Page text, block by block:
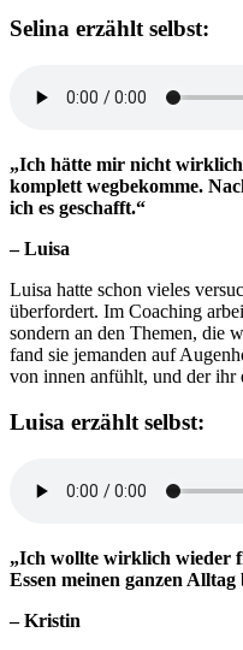
Selina erzählt selbst:
„Ich hätte mir nicht wirklich
komplett wegbekomme.
ich es geschafft.“
– Luisa
Luisa hatte schon vieles
überfordert. Im Coaching
sondern an den Themen, die
fand sie jemanden auf
von innen anfühlt, und der ihr
Luisa erzählt selbst:
„Ich wollte wirklich wieder
Essen meinen ganzen Alltag
– Kristin